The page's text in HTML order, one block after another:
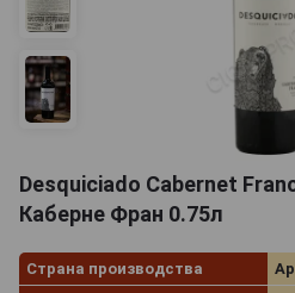
Desquiciado Cabernet
Каберне Фран 0.75л
Страна производства